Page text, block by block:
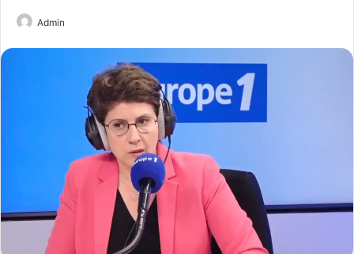
Admin